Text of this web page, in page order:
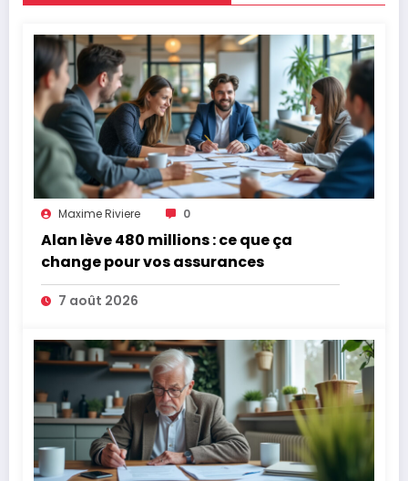
Maxime Riviere 0
Alan lève 480 millions : ce que ça
change pour vos assurances
7 août 2026